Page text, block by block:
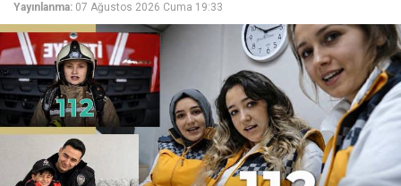
Yayınlanma: 07 Ağustos 2026 Cuma 19:33